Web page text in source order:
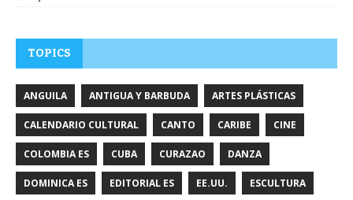
TOPICS
ANGUILA ANTIGUA Y BARBUDA ARTES PLÁSTICAS
CALENDARIO CULTURAL CANTO CARIBE CINE
COLOMBIA ES CUBA CURAZAO DANZA
DOMINICA ES EDITORIAL ES EE.UU. ESCULTURA